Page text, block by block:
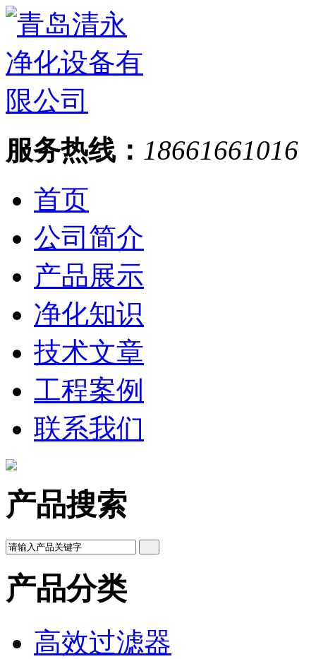
服务热线： 18661661016
首页
公司简介
产品展示
净化知识
技术文章
工程案例
联系我们
产品搜索
产品分类
高效过滤器